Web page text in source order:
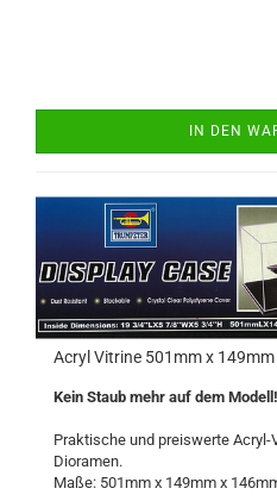
IN DEN
Acryl Vitrine 501mm x
Kein Staub mehr auf dem Modell!
Praktische und preiswerte
Dioramen.
Maße: 501mm x 149mm x